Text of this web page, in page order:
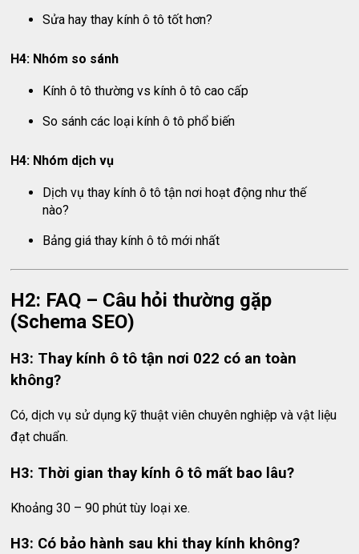
Sửa hay thay kính ô tô tốt hơn?
H4: Nhóm so sánh
Kính ô tô thường vs kính ô tô cao cấp
So sánh các loại kính ô tô phổ biến
H4: Nhóm dịch vụ
Dịch vụ thay kính ô tô tận nơi hoạt động như thế
nào?
Bảng giá thay kính ô tô mới nhất
H2: FAQ – Câu hỏi thường gặp
(Schema SEO)
H3: Thay kính ô tô tận nơi 022 có an toàn
không?
Có, dịch vụ sử dụng kỹ thuật viên chuyên nghiệp và vật liệu
đạt chuẩn.
H3: Thời gian thay kính ô tô mất bao lâu?
Khoảng 30 – 90 phút tùy loại xe.
H3: Có bảo hành sau khi thay kính không?